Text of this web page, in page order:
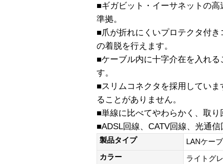
■ギガビット・イーサネットの
準拠。
■爪が折れにくいプロテクタ付
の着脱を行えます。
■ケーブル内に十字介在を入れ
す。
■スリムコネクタを採用してい
ることがありません。
■単線に比べてやわらかく、取
■ADSL回線、CATV回線、光通
製品タイプ
LANケー
カラー
ライトグ